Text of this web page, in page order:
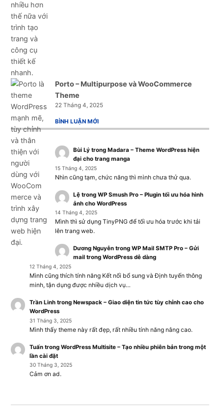
Porto – Multipurpose và WooCommerce
Theme
22 Tháng 4, 2025
BÌNH LUẬN MỚI
Bùi Lý trongMadara – Theme WordPress hiện
đại cho trang manga
15 Tháng 4, 2025
Nhìn cũng tạm, chức năng thì mình chưa thử qua.
Lệ trongWP Smush Pro – Plugin tối ưu hóa hình
ảnh cho WordPress
14 Tháng 4, 2025
Mình thì sử dụng TinyPNG để tối ưu hóa trước khi tải
lên trang web.
Dương Nguyễn trongWP Mail SMTP Pro – Gửi
mail trong WordPress dễ dàng
12 Tháng 4, 2025
Mình cũng thích tính năng Kết nối bổ sung và Định tuyến thông
minh, tận dụng được nhiều dịch vụ…
Trần Linhtrong Newspack – Giao diện tin tức tùy chỉnh cao cho
WordPress
31 Tháng 3, 2025
Mình thấy theme này rất đẹp, rất nhiều tính năng nâng cao.
Tuấntrong WordPress Multisite – Tạo nhiều phiên bản trong một
lần cài đặt
30 Tháng 3, 2025
Cảm ơn ad.